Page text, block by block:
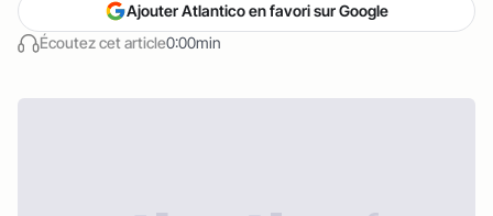
Écoutez cet article0:00min
Ajouter Atlantico en favori sur Google